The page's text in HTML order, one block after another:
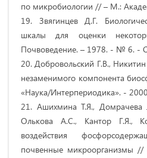
по микробиологии // – М.:
19. Звягинцев Д.Г.
шкалы для оценки
Почвоведение. – 1978. - № 6. -
20. Добровольский Г.В.,
незаменимого компонента
«Наука/Интерпериодика». -
21. Ашихмина Т.Я.,
Олькова А.С., Кантор Г.Я.,
воздействия
почвенные микроорганизмы